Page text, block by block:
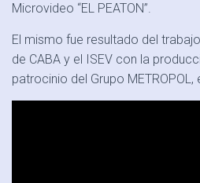
Microvideo “EL PEATON”.
El mismo fue resultado del
de CABA y el ISEV con la
patrocinio del Grupo